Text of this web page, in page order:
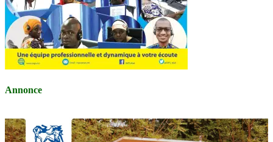
Annonce